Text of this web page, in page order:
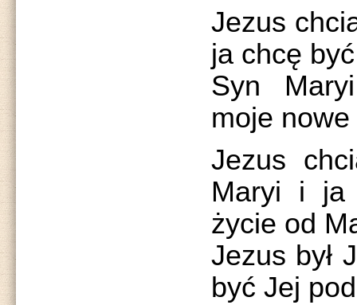
Jezus
ja chcę
Syn
moje
Jezus
Maryi i ja
życie od
Jezus był
być Jej